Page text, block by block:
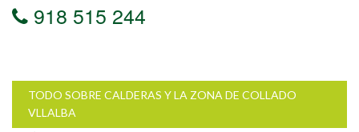
918 515 244
TODO SOBRE CALDERAS Y LA ZONA DE COLLADO
VLLALBA